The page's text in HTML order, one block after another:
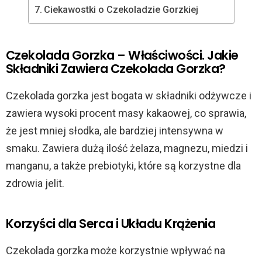
Ciekawostki o Czekoladzie Gorzkiej
Czekolada Gorzka – Właściwości. Jakie
Składniki Zawiera Czekolada Gorzka?
Czekolada gorzka jest bogata w składniki odżywcze i
zawiera wysoki procent masy kakaowej, co sprawia,
że jest mniej słodka, ale bardziej intensywna w
smaku. Zawiera dużą ilość żelaza, magnezu, miedzi i
manganu, a także prebiotyki, które są korzystne dla
zdrowia jelit.
Korzyści dla Serca i Układu Krążenia
Czekolada gorzka może korzystnie wpływać na